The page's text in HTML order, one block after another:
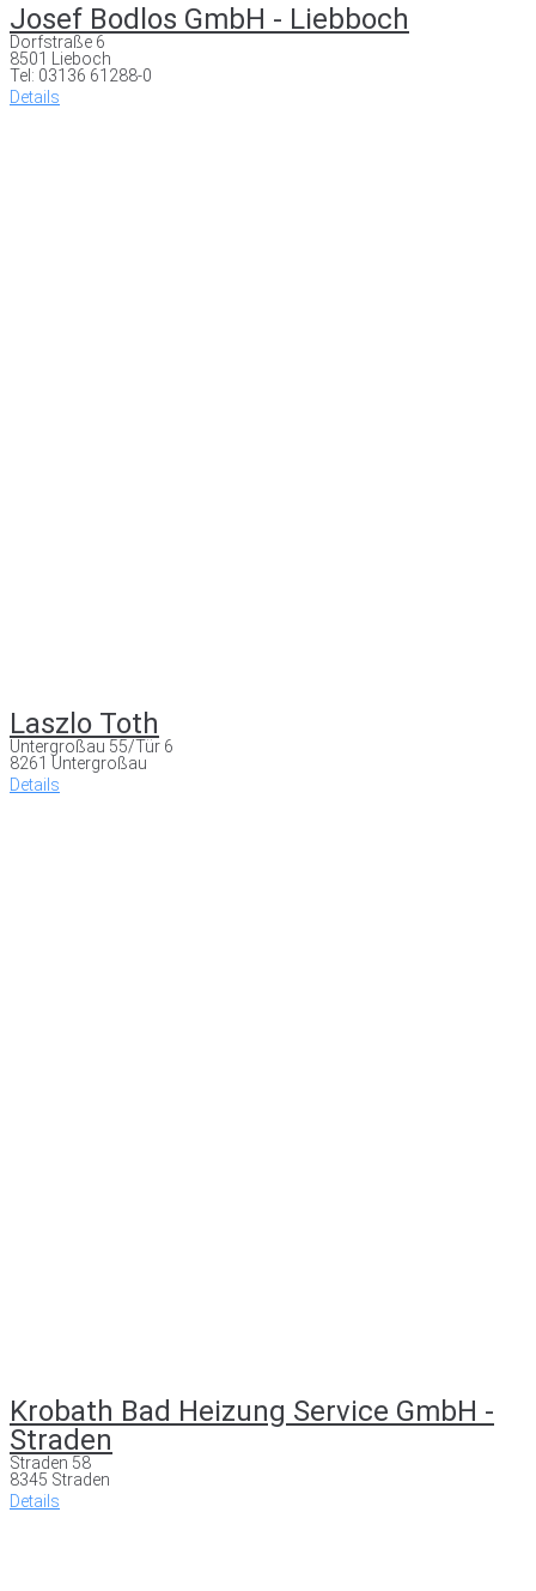
Josef Bodlos GmbH - Liebboch
Dorfstraße 6
8501 Lieboch
Tel: 03136 61288-0
Details
Laszlo Toth
Untergroßau 55/Tür 6
8261 Untergroßau
Details
Krobath Bad Heizung Service GmbH -
Straden
Straden 58
8345 Straden
Details